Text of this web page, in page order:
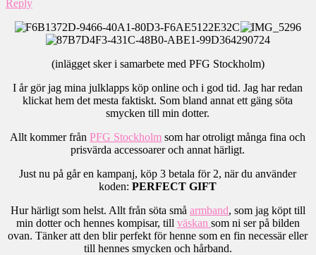
Reply
(inlägget sker i samarbete med PFG Stockholm)
I år gör jag mina julklapps köp online och i god tid. Jag har redan
klickat hem det mesta faktiskt. Som bland annat ett gäng söta
smycken till min dotter.
Allt kommer frånPFG Stockholm som har otroligt många fina och
prisvärda accessoarer och annat härligt.
Just nu på går en kampanj, köp 3 betala för 2, när du använder
koden:PERFECT GIFT
Hur härligt som helst. Allt från söta små armband, som jag köpt till
min dotter och hennes kompisar, till väskan som ni ser på bilden
ovan. Tänker att den blir perfekt för henne som en fin necessär eller
till hennes smycken och hårband.